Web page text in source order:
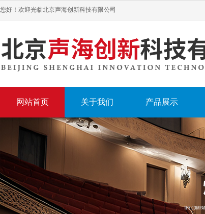
您好！欢迎光临北京声海创新科技有限公司
网站首页 关于我们 产品展示